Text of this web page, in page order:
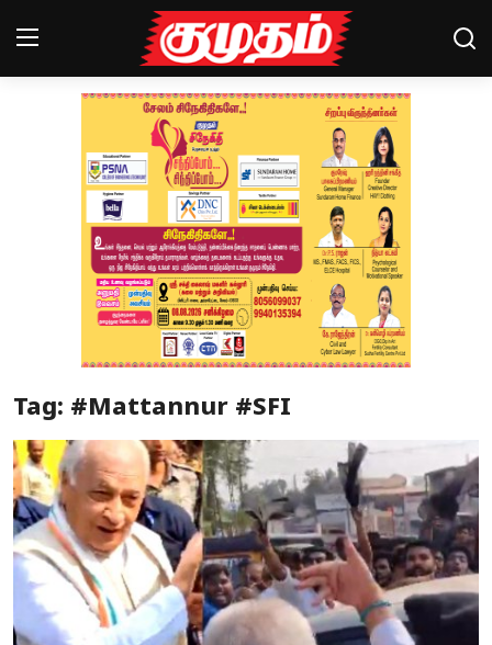
Magazines
Special Story
Business
Crime
Tamilnadu
Tag: #Mattannur #SFI